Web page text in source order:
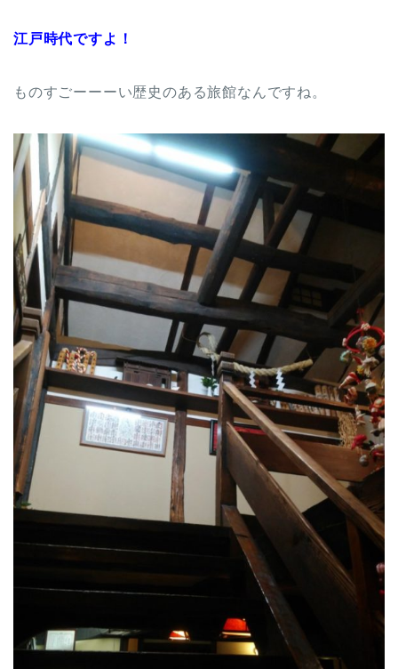
江戸時代ですよ！
ものすごーーーい歴史のある旅館なんですね。